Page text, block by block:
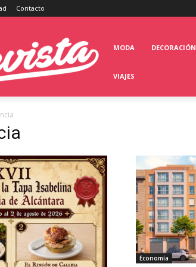
Contacto
MODA DECORACIÓN
VIAJES
Economía